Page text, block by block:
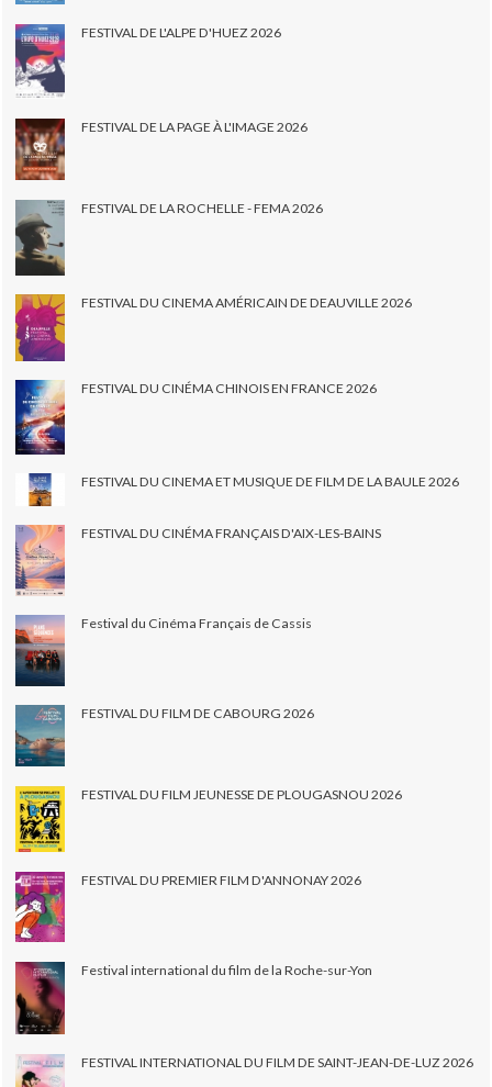
FESTIVAL DE L'ALPE D'HUEZ 2026
FESTIVAL DE LA PAGE À L'IMAGE 2026
FESTIVAL DE LA ROCHELLE - FEMA 2026
FESTIVAL DU CINEMA AMÉRICAIN DE DEAUVILLE 2026
FESTIVAL DU CINÉMA CHINOIS EN FRANCE 2026
FESTIVAL DU CINEMA ET MUSIQUE DE FILM DE LA BAULE 2026
FESTIVAL DU CINÉMA FRANÇAIS D'AIX-LES-BAINS
Festival du Cinéma Français de Cassis
FESTIVAL DU FILM DE CABOURG 2026
FESTIVAL DU FILM JEUNESSE DE PLOUGASNOU 2026
FESTIVAL DU PREMIER FILM D'ANNONAY 2026
Festival international du film de la Roche-sur-Yon
FESTIVAL INTERNATIONAL DU FILM DE SAINT-JEAN-DE-LUZ 2026